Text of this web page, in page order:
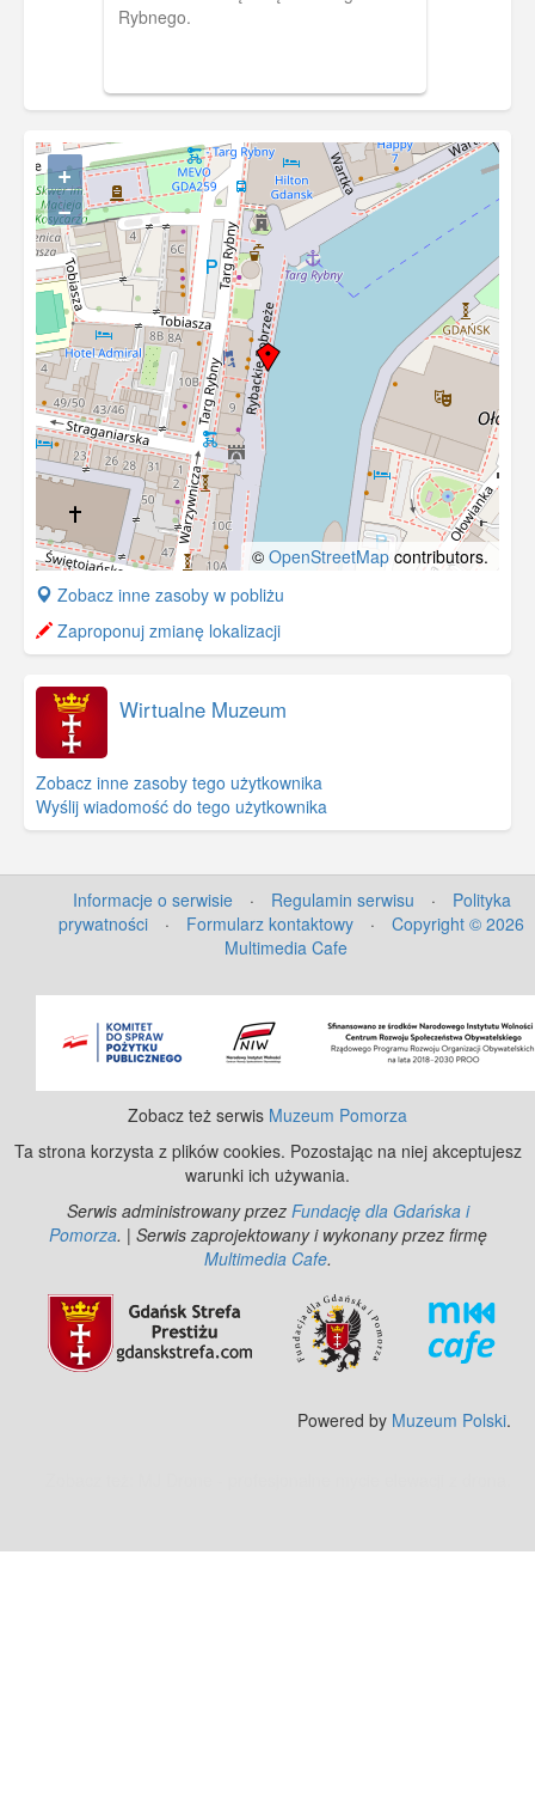
Rybnego.
+
−
© OpenStreetMap contributors.
+
−
Zobacz inne zasoby w pobliżu
Zaproponuj zmianę lokalizacji
Wirtualne Muzeum
Zobacz inne zasoby tego użytkownika
Wyślij wiadomość do tego użytkownika
Informacje o serwisie · Regulamin serwisu ·
Polityka
prywatności
· Formularz kontaktowy ·
Copyright © 2026
Multimedia Cafe
Zobacz też serwis Muzeum Pomorza
Ta strona korzysta z plików cookies. Pozostając na niej akceptujesz
warunki ich używania.
Serwis administrowany przez Fundację dla Gdańska i
Pomorza. | Serwis zaprojektowany i wykonany przez firmę
Multimedia Cafe.
Powered by Muzeum Polski.